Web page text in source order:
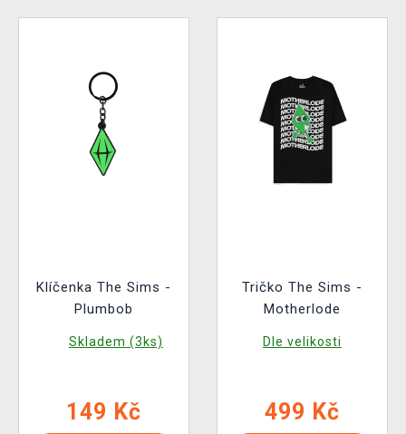
Klíčenka The Sims -
Plumbob
Skladem (3ks)
149 Kč
Tričko The Sims -
Motherlode
Dle velikosti
499 Kč